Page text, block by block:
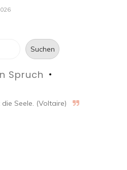
Suchen
Spruch
die Seele. (Voltaire)